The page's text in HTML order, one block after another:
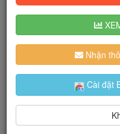
Người dùng đang quan
Trang chủ Sắc
Nhận
Cài đặt